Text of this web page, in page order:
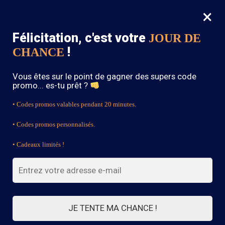
0
SOLDES : -15% sur toute la boutique avec le code « BOHEME15 »
White Boho Dress
FILTRES
Affichage de 1–21 sur 75 résultats
1 2 3
×
Félicitation, c'est votre JOUR DE
CHANCE !
Vous êtes sur le point de gagner des supers code
promo... es-tu prêt ?
• Codes promos valables pendant 20 minutes.
• Codes promos personnalisés.
• Cadeaux limités !
JE TENTE MA CHANCE !